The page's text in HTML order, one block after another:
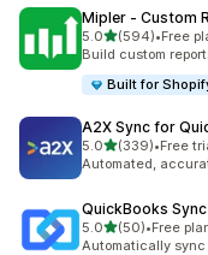
Mipler ‑ Custom
5.05つ星中
(594)
合計レビュー数：
•Free
Build custom
Built for
A2X Sync for
5.05つ星中
(339)
合計レビュー数：
•Free
Automated,
QuickBooks
5.05つ星中
(50)
合計レビュー数：50
•Free
Automatically sync